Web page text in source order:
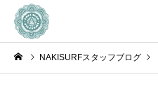
NAKISURFスタッフブログ